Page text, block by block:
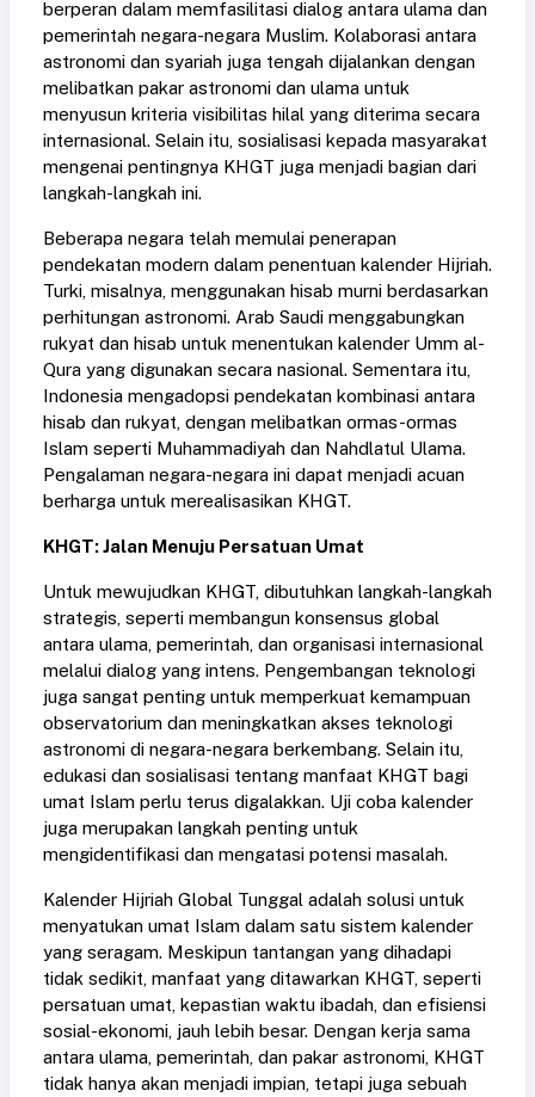
berperan dalam memfasilitasi dialog antara ulama dan
pemerintah negara-negara Muslim. Kolaborasi antara
astronomi dan syariah juga tengah dijalankan dengan
melibatkan pakar astronomi dan ulama untuk
menyusun kriteria visibilitas hilal yang diterima secara
internasional. Selain itu, sosialisasi kepada masyarakat
mengenai pentingnya KHGT juga menjadi bagian dari
langkah-langkah ini.
Beberapa negara telah memulai penerapan
pendekatan modern dalam penentuan kalender Hijriah.
Turki, misalnya, menggunakan hisab murni berdasarkan
perhitungan astronomi. Arab Saudi menggabungkan
rukyat dan hisab untuk menentukan kalender Umm al-
Qura yang digunakan secara nasional. Sementara itu,
Indonesia mengadopsi pendekatan kombinasi antara
hisab dan rukyat, dengan melibatkan ormas-ormas
Islam seperti Muhammadiyah dan Nahdlatul Ulama.
Pengalaman negara-negara ini dapat menjadi acuan
berharga untuk merealisasikan KHGT.
KHGT: Jalan Menuju Persatuan Umat
Untuk mewujudkan KHGT, dibutuhkan langkah-langkah
strategis, seperti membangun konsensus global
antara ulama, pemerintah, dan organisasi internasional
melalui dialog yang intens. Pengembangan teknologi
juga sangat penting untuk memperkuat kemampuan
observatorium dan meningkatkan akses teknologi
astronomi di negara-negara berkembang. Selain itu,
edukasi dan sosialisasi tentang manfaat KHGT bagi
umat Islam perlu terus digalakkan. Uji coba kalender
juga merupakan langkah penting untuk
mengidentifikasi dan mengatasi potensi masalah.
Kalender Hijriah Global Tunggal adalah solusi untuk
menyatukan umat Islam dalam satu sistem kalender
yang seragam. Meskipun tantangan yang dihadapi
tidak sedikit, manfaat yang ditawarkan KHGT, seperti
persatuan umat, kepastian waktu ibadah, dan efisiensi
sosial-ekonomi, jauh lebih besar. Dengan kerja sama
antara ulama, pemerintah, dan pakar astronomi, KHGT
tidak hanya akan menjadi impian, tetapi juga sebuah